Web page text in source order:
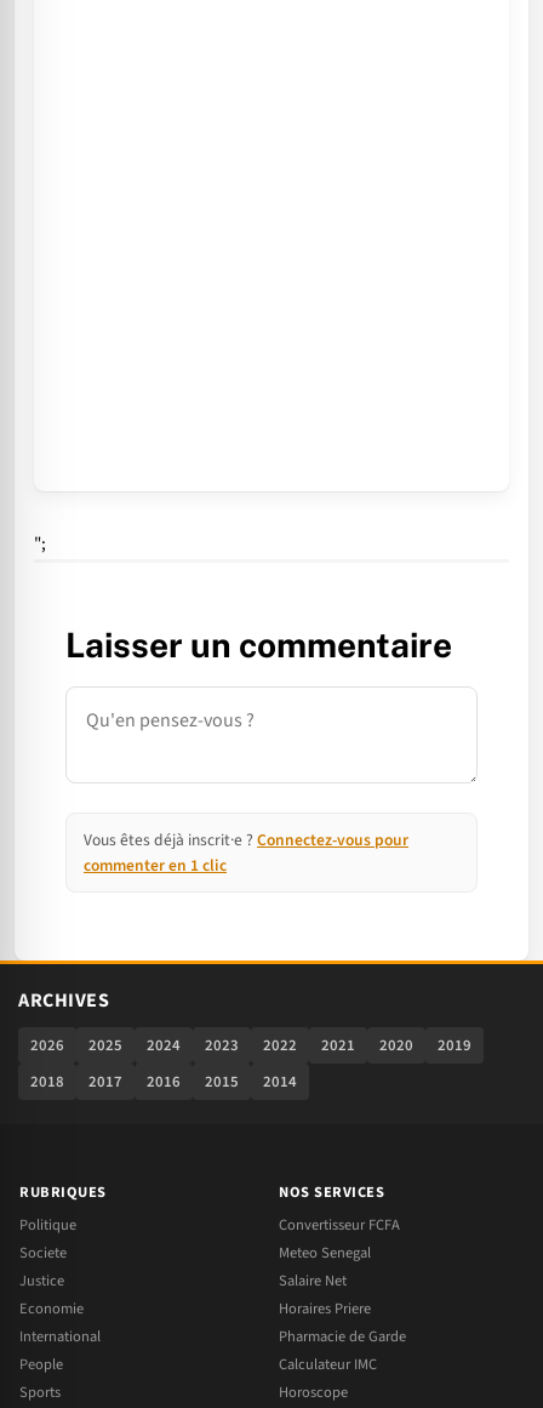
";
Laisser un commentaire
Commentaire
Vous êtes déjà inscrit·e ? Connectez-vous pour
commenter en 1 clic
ARCHIVES
2026 2025 2024 2023 2022 2021 2020
2019
2018
2017 2016 2015 2014
RUBRIQUES
Politique
Societe
Justice
Economie
International
People
Sports
NOS SERVICES
Convertisseur FCFA
Meteo Senegal
Salaire Net
Horaires Priere
Pharmacie de Garde
Calculateur IMC
Horoscope